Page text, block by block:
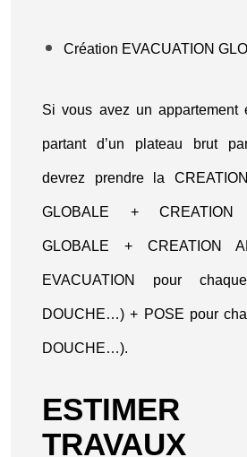
Création EVACUATION
Si vous avez un appartement
partant d’un plateau brut
devrez prendre la
GLOBALE + CREATION
GLOBALE + CREATION
EVACUATION pour
DOUCHE…) + POSE pour
DOUCHE…).
TRAVAUX